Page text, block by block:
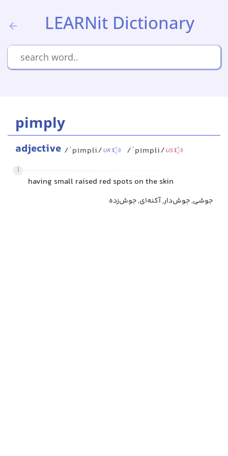
LEARNit Dictionary
pimply
adjective /ˈpɪmpli/UK /ˈpɪmpli/US
1
having small raised red spots on the skin
جوشی, جوش‌دار, آکنه‌ای, جوش‌زده